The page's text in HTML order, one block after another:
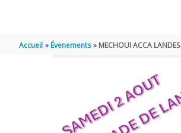
Accueil Évenements MECHOUI ACCA LANDES